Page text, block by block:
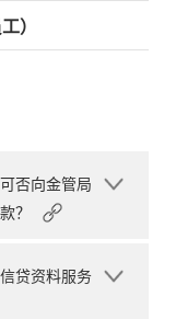
）
否向金管局
？
贷资料服务